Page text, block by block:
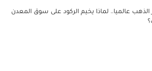
الذهب عالميا.. لماذا يخيم الركود على سوق المعدن